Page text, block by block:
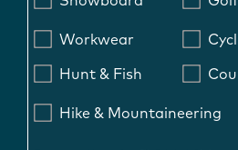
Workwear
Hunt & Fish
Hike & Mountaineering